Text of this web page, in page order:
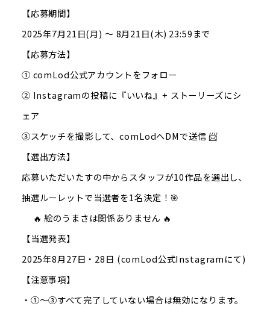
【応募期間】
2025年7月21日(月) ～ 8月21日(木) 23:59まで
【応募方法】
① comLod公式アカウントをフォロー
② Instagramの投稿に『いいね』+ ストーリーズにシ
ェア
③スケッチを撮影して、comLodへDMで送信 📨
【選出方法】
応募いただいたすの中からスタッフが10作品を選出し、
抽選ルーレットで当選者を1名決定！🎯
🔥 絵のうまさは関係ありません 🔥
【当選発表】
2025年8月27日・28日 (comLod公式Instagramにて)
【注意事項】
・①～③すべて完了していない場合は無効になります。